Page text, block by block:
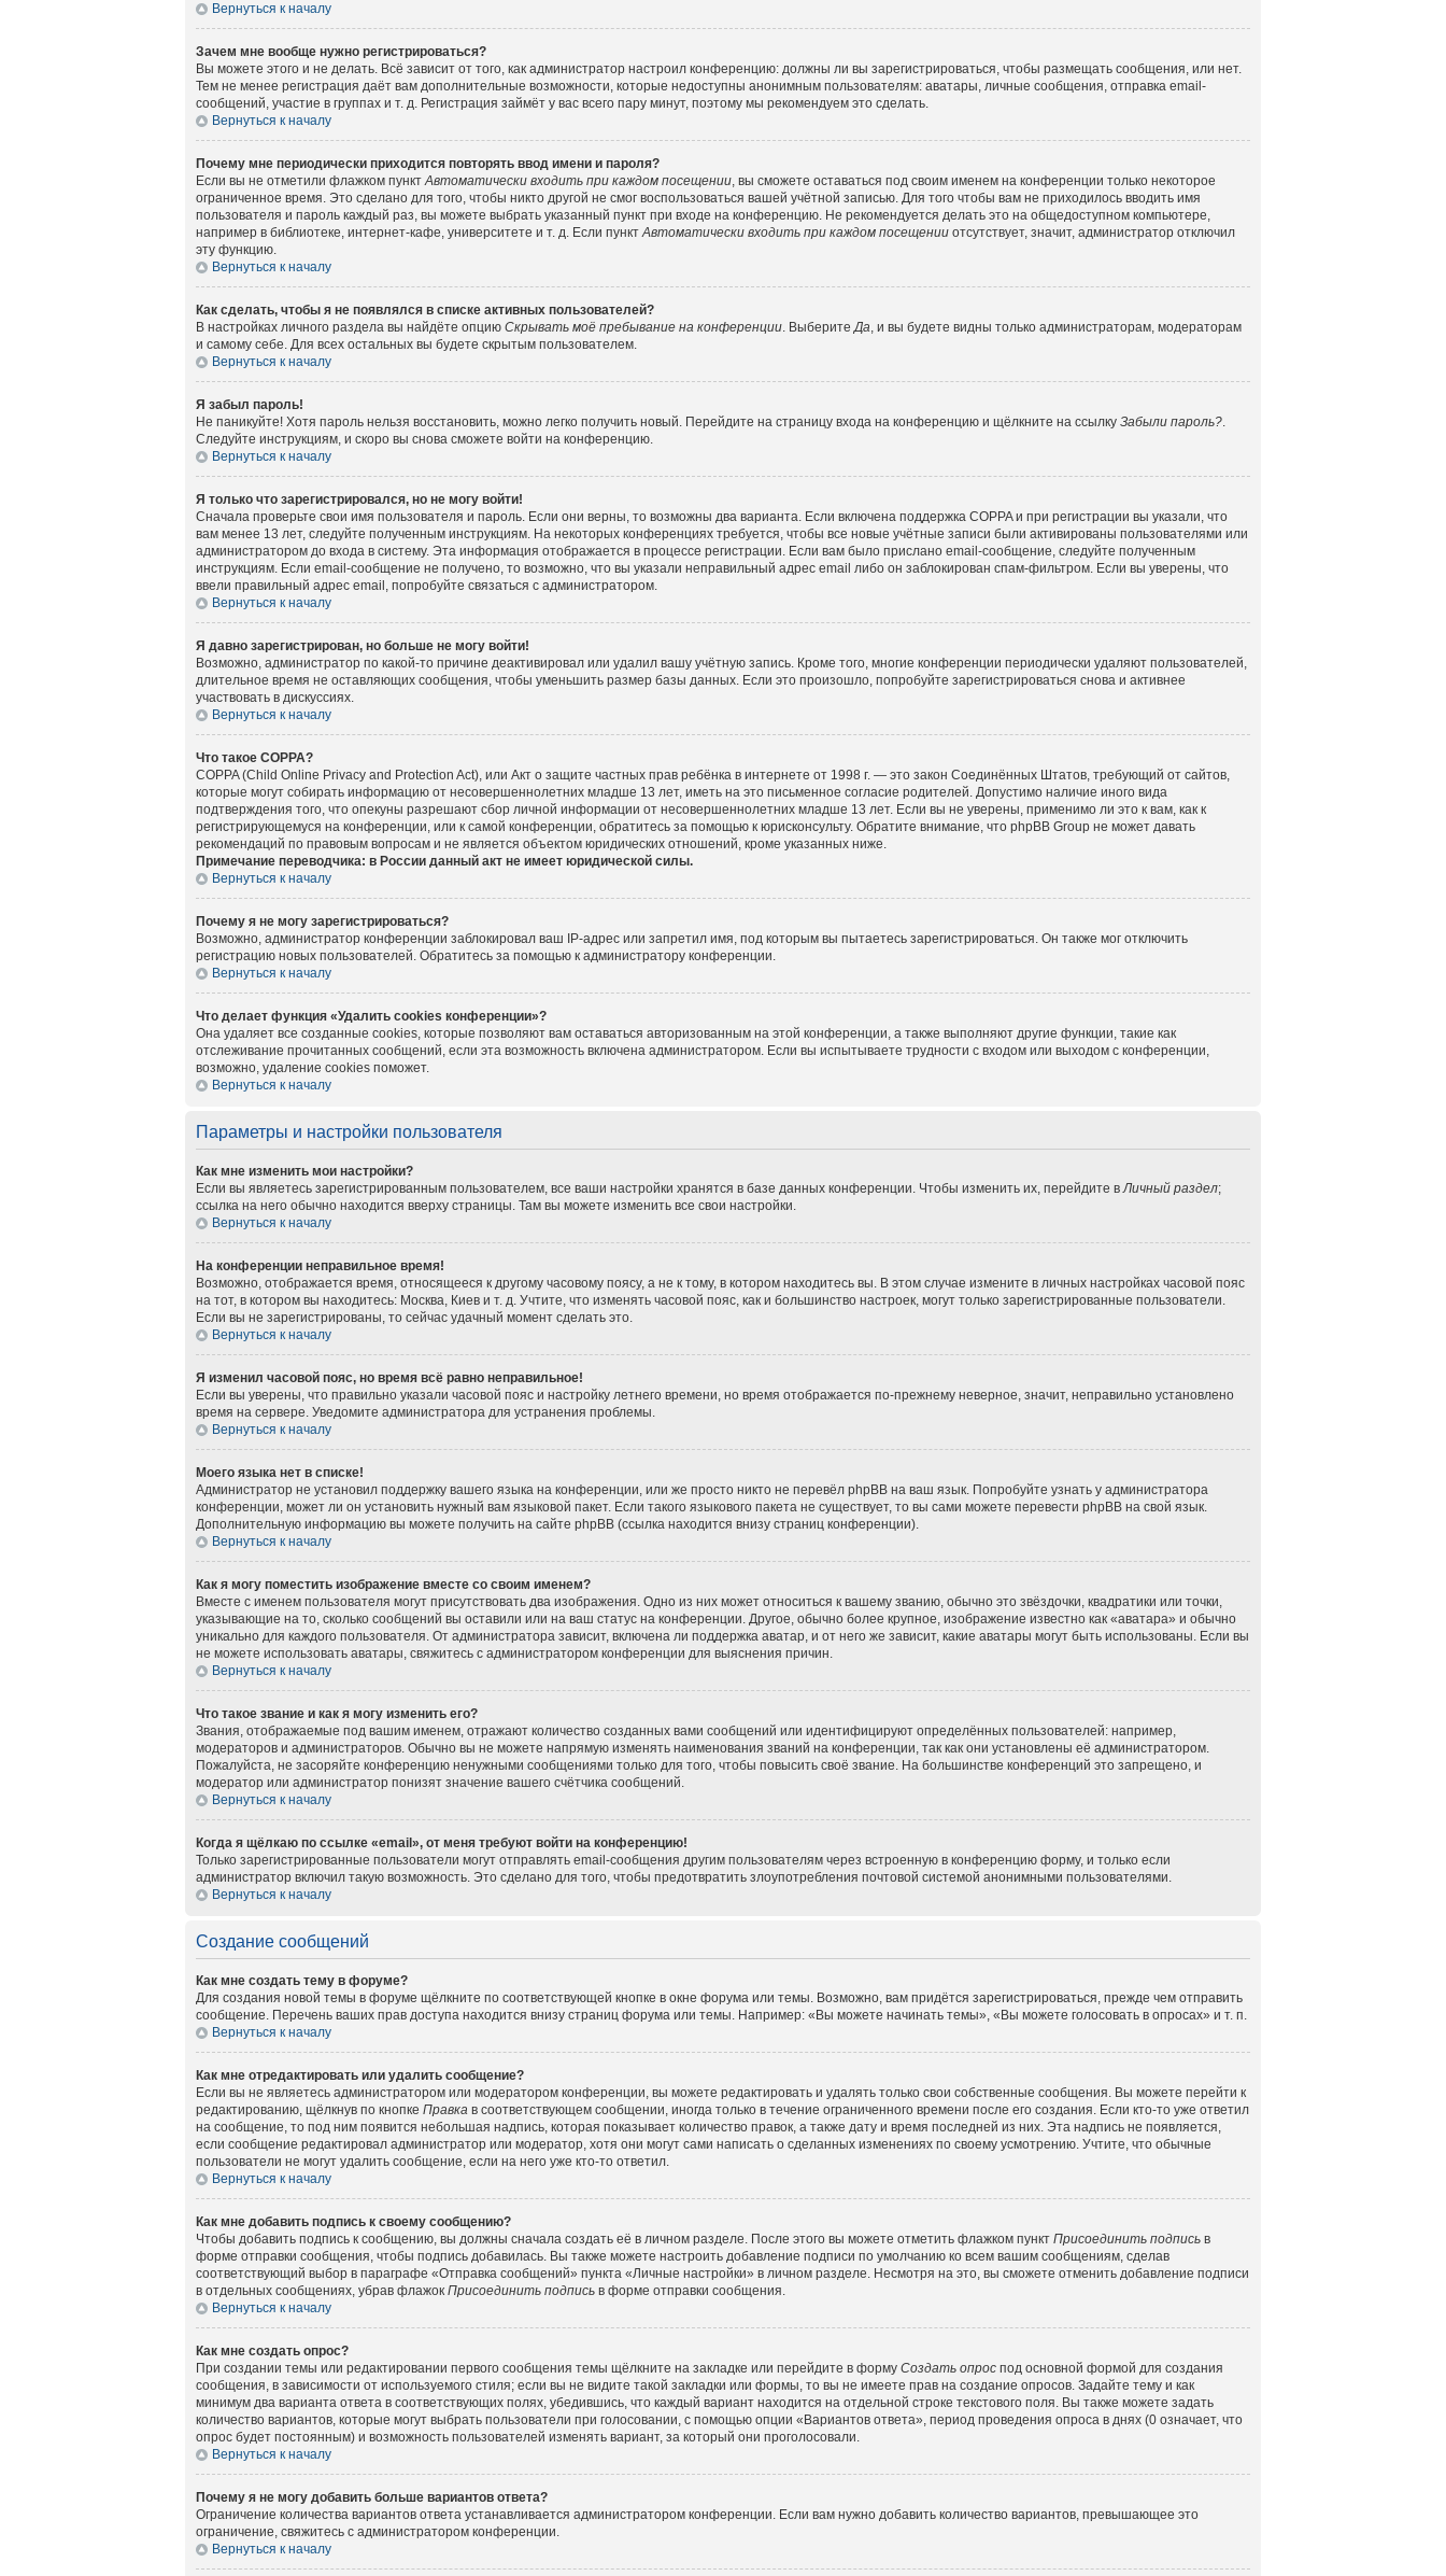
Вернуться к началу
Зачем мне вообще нужно регистрироваться?
Вы можете этого и не делать. Всё зависит от того, как администратор настроил конференцию: должны ли вы зарегистрироваться, чтобы размещать сообщения, или нет.
Тем не менее регистрация даёт вам дополнительные возможности, которые недоступны анонимным пользователям: аватары, личные сообщения, отправка email-
сообщений, участие в группах и т. д. Регистрация займёт у вас всего пару минут, поэтому мы рекомендуем это сделать.
Вернуться к началу
Почему мне периодически приходится повторять ввод имени и пароля?
Если вы не отметили флажком пунктАвтоматически входить при каждом посещении, вы сможете оставаться под своим именем на конференции только некоторое
ограниченное время. Это сделано для того, чтобы никто другой не смог воспользоваться вашей учётной записью. Для того чтобы вам не приходилось вводить имя
пользователя и пароль каждый раз, вы можете выбрать указанный пункт при входе на конференцию. Не рекомендуется делать это на общедоступном компьютере,
например в библиотеке, интернет-кафе, университете и т. д. Если пунктАвтоматически входить при каждом посещении отсутствует, значит, администратор отключил
эту функцию.
Вернуться к началу
Как сделать, чтобы я не появлялся в списке активных пользователей?
В настройках личного раздела вы найдёте опцию Скрывать моё пребывание на конференции. ВыберитеДа, и вы будете видны только администраторам, модераторам
и самому себе. Для всех остальных вы будете скрытым пользователем.
Вернуться к началу
Я забыл пароль!
Не паникуйте! Хотя пароль нельзя восстановить, можно легко получить новый. Перейдите на страницу входа на конференцию и щёлкните на ссылку Забыли пароль?.
Следуйте инструкциям, и скоро вы снова сможете войти на конференцию.
Вернуться к началу
Я только что зарегистрировался, но не могу войти!
Сначала проверьте свои имя пользователя и пароль. Если они верны, то возможны два варианта. Если включена поддержка COPPA и при регистрации вы указали, что
вам менее 13 лет, следуйте полученным инструкциям. На некоторых конференциях требуется, чтобы все новые учётные записи были активированы пользователями или
администратором до входа в систему. Эта информация отображается в процессе регистрации. Если вам было прислано email-сообщение, следуйте полученным
инструкциям. Если email-сообщение не получено, то возможно, что вы указали неправильный адрес email либо он заблокирован спам-фильтром. Если вы уверены, что
ввели правильный адрес email, попробуйте связаться с администратором.
Вернуться к началу
Я давно зарегистрирован, но больше не могу войти!
Возможно, администратор по какой-то причине деактивировал или удалил вашу учётную запись. Кроме того, многие конференции периодически удаляют пользователей,
длительное время не оставляющих сообщения, чтобы уменьшить размер базы данных. Если это произошло, попробуйте зарегистрироваться снова и активнее
участвовать в дискуссиях.
Вернуться к началу
Что такое COPPA?
COPPA (Child Online Privacy and Protection Act), или Акт о защите частных прав ребёнка в интернете от 1998 г. — это закон Соединённых Штатов, требующий от сайтов,
которые могут собирать информацию от несовершеннолетних младше 13 лет, иметь на это письменное согласие родителей. Допустимо наличие иного вида
подтверждения того, что опекуны разрешают сбор личной информации от несовершеннолетних младше 13 лет. Если вы не уверены, применимо ли это к вам, как к
регистрирующемуся на конференции, или к самой конференции, обратитесь за помощью к юрисконсульту. Обратите внимание, что phpBB Group не может давать
рекомендаций по правовым вопросам и не является объектом юридических отношений, кроме указанных ниже.
Примечание переводчика: в России данный акт не имеет юридической силы.
Вернуться к началу
Почему я не могу зарегистрироваться?
Возможно, администратор конференции заблокировал ваш IP-адрес или запретил имя, под которым вы пытаетесь зарегистрироваться. Он также мог отключить
регистрацию новых пользователей. Обратитесь за помощью к администратору конференции.
Вернуться к началу
Что делает функция «Удалить cookies конференции»?
Она удаляет все созданные cookies, которые позволяют вам оставаться авторизованным на этой конференции, а также выполняют другие функции, такие как
отслеживание прочитанных сообщений, если эта возможность включена администратором. Если вы испытываете трудности с входом или выходом с конференции,
возможно, удаление cookies поможет.
Вернуться к началу
Параметры и настройки пользователя
Как мне изменить мои настройки?
Если вы являетесь зарегистрированным пользователем, все ваши настройки хранятся в базе данных конференции. Чтобы изменить их, перейдите вЛичный раздел;
ссылка на него обычно находится вверху страницы. Там вы можете изменить все свои настройки.
Вернуться к началу
На конференции неправильное время!
Возможно, отображается время, относящееся к другому часовому поясу, а не к тому, в котором находитесь вы. В этом случае измените в личных настройках часовой пояс
на тот, в котором вы находитесь: Москва, Киев и т. д. Учтите, что изменять часовой пояс, как и большинство настроек, могут только зарегистрированные пользователи.
Если вы не зарегистрированы, то сейчас удачный момент сделать это.
Вернуться к началу
Я изменил часовой пояс, но время всё равно неправильное!
Если вы уверены, что правильно указали часовой пояс и настройку летнего времени, но время отображается по-прежнему неверное, значит, неправильно установлено
время на сервере. Уведомите администратора для устранения проблемы.
Вернуться к началу
Моего языка нет в списке!
Администратор не установил поддержку вашего языка на конференции, или же просто никто не перевёл phpBB на ваш язык. Попробуйте узнать у администратора
конференции, может ли он установить нужный вам языковой пакет. Если такого языкового пакета не существует, то вы сами можете перевести phpBB на свой язык.
Дополнительную информацию вы можете получить на сайте phpBB (ссылка находится внизу страниц конференции).
Вернуться к началу
Как я могу поместить изображение вместе со своим именем?
Вместе с именем пользователя могут присутствовать два изображения. Одно из них может относиться к вашему званию, обычно это звёздочки, квадратики или точки,
указывающие на то, сколько сообщений вы оставили или на ваш статус на конференции. Другое, обычно более крупное, изображение известно как «аватара» и обычно
уникально для каждого пользователя. От администратора зависит, включена ли поддержка аватар, и от него же зависит, какие аватары могут быть использованы. Если вы
не можете использовать аватары, свяжитесь с администратором конференции для выяснения причин.
Вернуться к началу
Что такое звание и как я могу изменить его?
Звания, отображаемые под вашим именем, отражают количество созданных вами сообщений или идентифицируют определённых пользователей: например,
модераторов и администраторов. Обычно вы не можете напрямую изменять наименования званий на конференции, так как они установлены её администратором.
Пожалуйста, не засоряйте конференцию ненужными сообщениями только для того, чтобы повысить своё звание. На большинстве конференций это запрещено, и
модератор или администратор понизят значение вашего счётчика сообщений.
Вернуться к началу
Когда я щёлкаю по ссылке «email», от меня требуют войти на конференцию!
Только зарегистрированные пользователи могут отправлять email-сообщения другим пользователям через встроенную в конференцию форму, и только если
администратор включил такую возможность. Это сделано для того, чтобы предотвратить злоупотребления почтовой системой анонимными пользователями.
Вернуться к началу
Создание сообщений
Как мне создать тему в форуме?
Для создания новой темы в форуме щёлкните по соответствующей кнопке в окне форума или темы. Возможно, вам придётся зарегистрироваться, прежде чем отправить
сообщение. Перечень ваших прав доступа находится внизу страниц форума или темы. Например: «Вы можете начинать темы», «Вы можете голосовать в опросах» и т. п.
Вернуться к началу
Как мне отредактировать или удалить сообщение?
Если вы не являетесь администратором или модератором конференции, вы можете редактировать и удалять только свои собственные сообщения. Вы можете перейти к
редактированию, щёлкнув по кнопке Правка в соответствующем сообщении, иногда только в течение ограниченного времени после его создания. Если кто-то уже ответил
на сообщение, то под ним появится небольшая надпись, которая показывает количество правок, а также дату и время последней из них. Эта надпись не появляется,
если сообщение редактировал администратор или модератор, хотя они могут сами написать о сделанных изменениях по своему усмотрению. Учтите, что обычные
пользователи не могут удалить сообщение, если на него уже кто-то ответил.
Вернуться к началу
Как мне добавить подпись к своему сообщению?
Чтобы добавить подпись к сообщению, вы должны сначала создать её в личном разделе. После этого вы можете отметить флажком пункт Присоединить подпись в
форме отправки сообщения, чтобы подпись добавилась. Вы также можете настроить добавление подписи по умолчанию ко всем вашим сообщениям, сделав
соответствующий выбор в параграфе «Отправка сообщений» пункта «Личные настройки» в личном разделе. Несмотря на это, вы сможете отменить добавление подписи
в отдельных сообщениях, убрав флажок Присоединить подпись в форме отправки сообщения.
Вернуться к началу
Как мне создать опрос?
При создании темы или редактировании первого сообщения темы щёлкните на закладке или перейдите в форму Создать опрос под основной формой для создания
сообщения, в зависимости от используемого стиля; если вы не видите такой закладки или формы, то вы не имеете прав на создание опросов. Задайте тему и как
минимум два варианта ответа в соответствующих полях, убедившись, что каждый вариант находится на отдельной строке текстового поля. Вы также можете задать
количество вариантов, которые могут выбрать пользователи при голосовании, с помощью опции «Вариантов ответа», период проведения опроса в днях (0 означает, что
опрос будет постоянным) и возможность пользователей изменять вариант, за который они проголосовали.
Вернуться к началу
Почему я не могу добавить больше вариантов ответа?
Ограничение количества вариантов ответа устанавливается администратором конференции. Если вам нужно добавить количество вариантов, превышающее это
ограничение, свяжитесь с администратором конференции.
Вернуться к началу